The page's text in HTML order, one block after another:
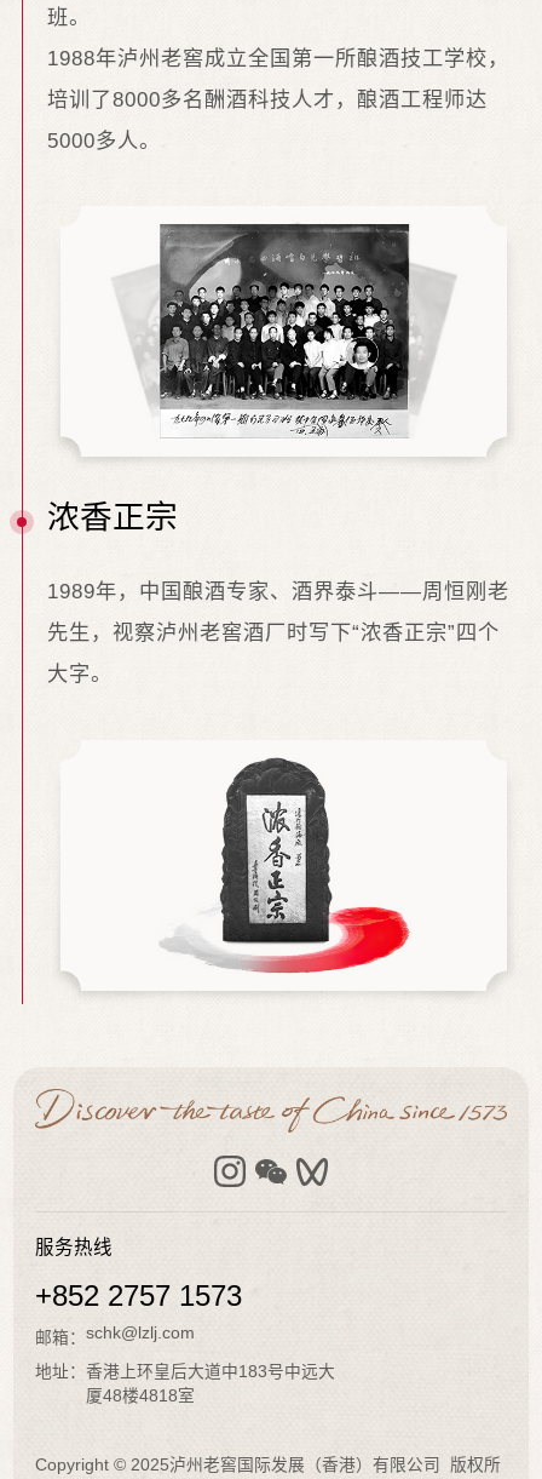
班。
1988年泸州老窖成立全国第一所酿酒技工学校，
培训了8000多名酬酒科技人才，酿酒工程师达
5000多人。
浓香正宗
1989年，中国酿酒专家、酒界泰斗——周恒刚老
先生，视察泸州老窖酒厂时写下“浓香正宗”四个
大字。
服务热线
+852 2757 1573
邮箱：schk@lzlj.com
地址：香港上环皇后大道中183号中远大
厦48楼4818室
Copyright © 2025泸州老窖国际发展（香港）有限公司 版权所